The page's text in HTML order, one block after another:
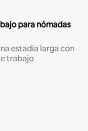
para nómadas
estadía larga con
trabajo